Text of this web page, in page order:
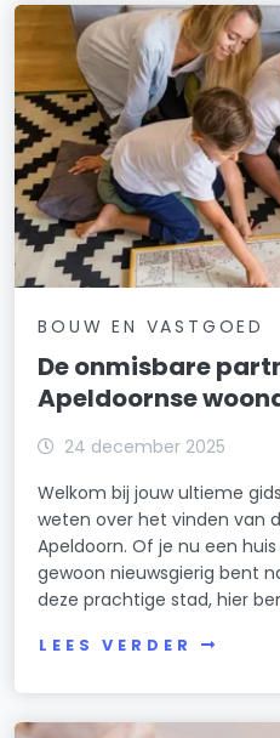
BOUW EN VASTGOED
De onmisbare
Apeldoornse
24 december 2025
Welkom bij jouw ultieme
weten over het vinden van
Apeldoorn. Of je nu een
gewoon nieuwsgierig bent
deze prachtige stad, hier
LEES VERDER